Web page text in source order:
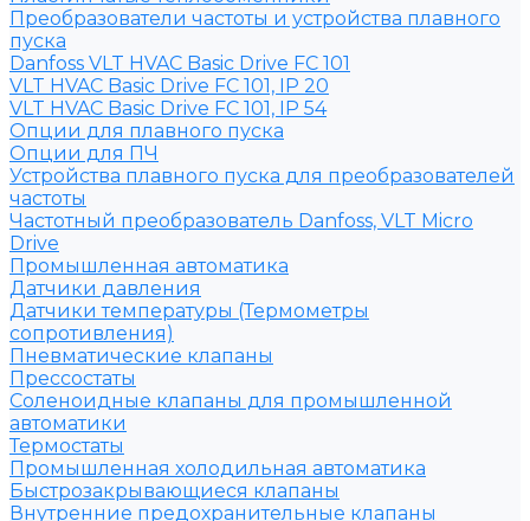
Преобразователи частоты и устройства плавного
пуска
Danfoss VLT HVAC Basic Drive FC 101
VLT HVAC Basic Drive FC 101, IP 20
VLT HVAC Basic Drive FC 101, IP 54
Опции для плавного пуска
Опции для ПЧ
Устройства плавного пуска для преобразователей
частоты
Частотный преобразователь Danfoss, VLT Micro
Drive
Промышленная автоматика
Датчики давления
Датчики температуры (Термометры
сопротивления)
Пневматические клапаны
Прессостаты
Соленоидные клапаны для промышленной
автоматики
Термостаты
Промышленная холодильная автоматика
Быстрозакрывающиеся клапаны
Внутренние предохранительные клапаны